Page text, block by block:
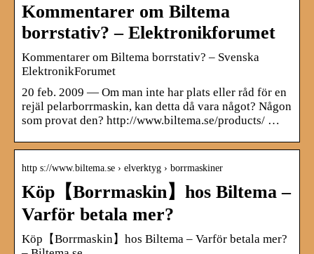
Kommentarer om Biltema
borrstativ? – Elektronikforumet
Kommentarer om Biltema borrstativ? – Svenska
ElektronikForumet
20 feb. 2009 — Om man inte har plats eller råd för en
rejäl pelarborrmaskin, kan detta då vara något? Någon
som provat den? http://www.biltema.se/products/ …
http s://www.biltema.se › elverktyg › borrmaskiner
Köp【Borrmaskin】hos Biltema –
Varför betala mer?
Köp【Borrmaskin】hos Biltema – Varför betala mer?